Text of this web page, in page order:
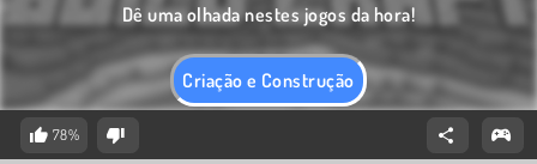
Criação e Construção
Dê uma olhada nestes jogos da hora!
78%